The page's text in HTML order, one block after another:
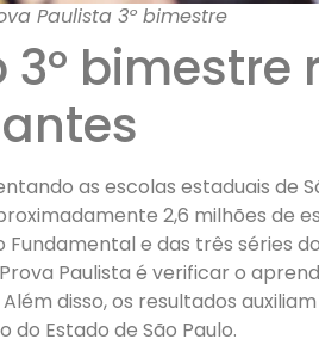
Paulista 3º bimestre
bimestre
as escolas estaduais de
2,6 milhões de
Fundamental e das três séries
Paulista é verificar o
disso, os resultados
Estado de São Paulo.